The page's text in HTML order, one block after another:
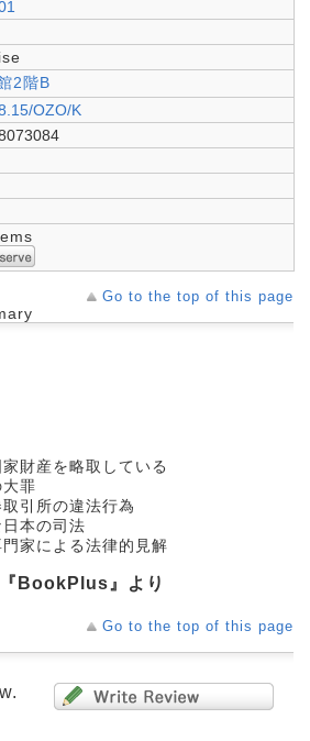
2階B
OZO/K
Go to the top of this page
財産を略取している
罪
引所の違法行為
本の司法
家による法律的見解
BookPlus』より
Go to the top of this page